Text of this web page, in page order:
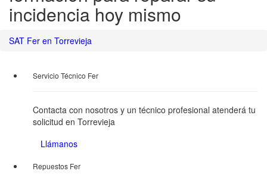
incidencia hoy mismo
SAT Fer en Torrevieja
Servicio Técnico Fer
Contacta con nosotros y un técnico profesional atenderá tu
solicitud en Torrevieja
Llámanos
Repuestos Fer